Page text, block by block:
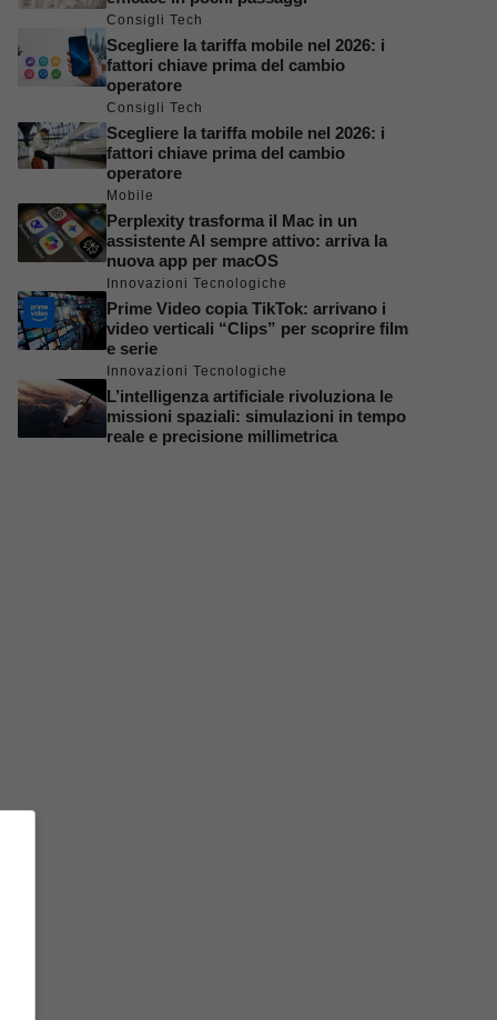
Consigli Tech
Scegliere la tariffa mobile nel 2026: i
fattori chiave prima del cambio
operatore
Consigli Tech
Scegliere la tariffa mobile nel 2026: i
fattori chiave prima del cambio
operatore
Mobile
Perplexity trasforma il Mac in un
assistente AI sempre attivo: arriva la
nuova app per macOS
Innovazioni Tecnologiche
Prime Video copia TikTok: arrivano i
video verticali “Clips” per scoprire film
e serie
Innovazioni Tecnologiche
L’intelligenza artificiale rivoluziona le
missioni spaziali: simulazioni in tempo
reale e precisione millimetrica